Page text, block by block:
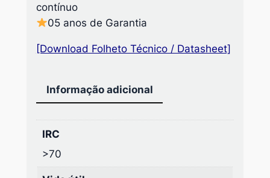
contínuo
05 anos de Garantia
[Download Folheto Técnico / Datasheet]
Informação adicional
IRC
>70